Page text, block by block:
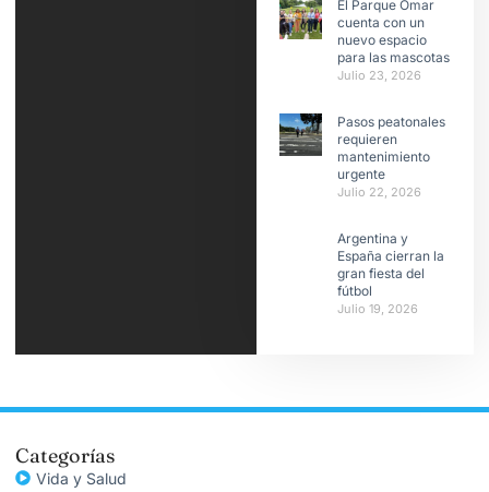
El Parque Omar
cuenta con un
nuevo espacio
para las mascotas
Julio 23, 2026
Pasos peatonales
requieren
mantenimiento
urgente
Julio 22, 2026
Argentina y
España cierran la
gran fiesta del
fútbol
Julio 19, 2026
Categorías
Vida y Salud